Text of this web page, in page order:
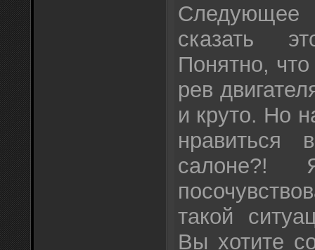
сказать
Понятно,
рев
и круто. Но
салоне?!
такой
Вы хотите